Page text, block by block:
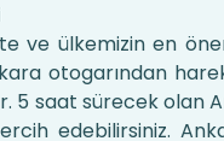
ve ülkemizin en
otogarından
5 saat sürecek olan
edebilirsiniz.